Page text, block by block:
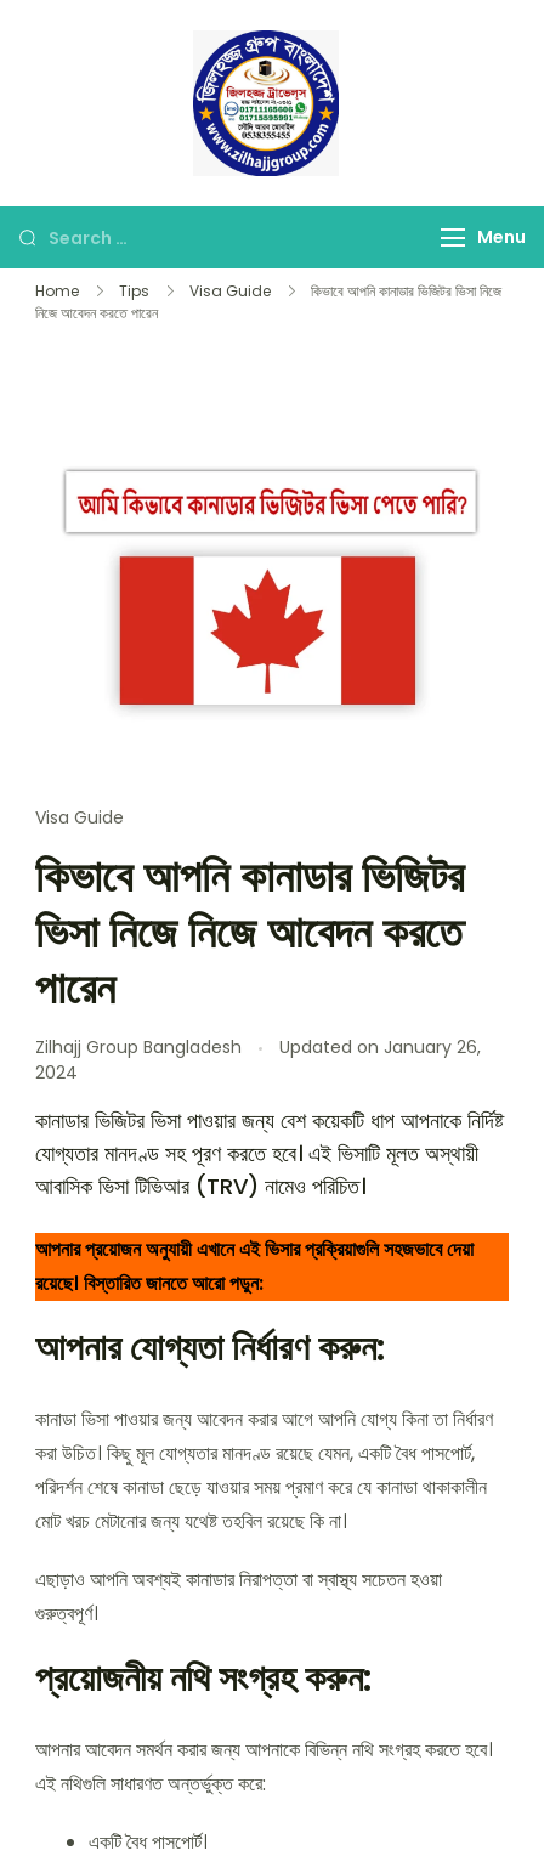
Looking
for
Something?
Menu
Home Tips Visa Guide
কিভাবে আপনি কানাডার ভিজিটর ভিসা নিজে
নিজে আবেদন করতে পারেন
Visa Guide
কিভাবে আপনি কানাডার ভিজিটর
ভিসা নিজে নিজে আবেদন করতে
পারেন
Zilhajj Group Bangladesh Updated on January 26,
2024
কানাডার ভিজিটর ভিসা পাওয়ার জন্য বেশ কয়েকটি ধাপ আপনাকে নির্দিষ্ট
যোগ্যতার মানদণ্ড সহ পূরণ করতে হবে। এই ভিসাটি মূলত অস্থায়ী
আবাসিক ভিসা টিভিআর (TRV) নামেও পরিচিত।
আপনার প্রয়োজন অনুযায়ী এখানে এই ভিসার প্রক্রিয়াগুলি সহজভাবে দেয়া
রয়েছে। বিস্তারিত জানতে আরো পড়ুন:
আপনার যোগ্যতা নির্ধারণ করুন:
কানাডা ভিসা পাওয়ার জন্য আবেদন করার আগে আপনি যোগ্য কিনা তা নির্ধারণ
করা উচিত। কিছু মূল যোগ্যতার মানদণ্ড রয়েছে যেমন, একটি বৈধ পাসপোর্ট,
পরিদর্শন শেষে কানাডা ছেড়ে যাওয়ার সময় প্রমাণ করে যে কানাডা থাকাকালীন
মোট খরচ মেটানোর জন্য যথেষ্ট তহবিল রয়েছে কি না।
এছাড়াও আপনি অবশ্যই কানাডার নিরাপত্তা বা স্বাস্থ্য সচেতন হওয়া
গুরুত্বপূর্ণ।
প্রয়োজনীয় নথি সংগ্রহ করুন:
আপনার আবেদন সমর্থন করার জন্য আপনাকে বিভিন্ন নথি সংগ্রহ করতে হবে।
এই নথিগুলি সাধারণত অন্তর্ভুক্ত করে:
একটি বৈধ পাসপোর্ট।